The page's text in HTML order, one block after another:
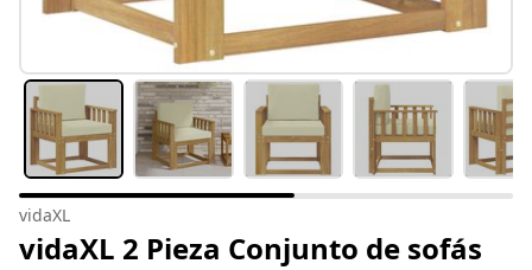
vidaXL
vidaXL 2 Pieza Conjunto de sofás